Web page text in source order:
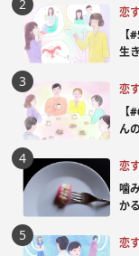
恋
生
恋
ん
恋
噛
か
恋